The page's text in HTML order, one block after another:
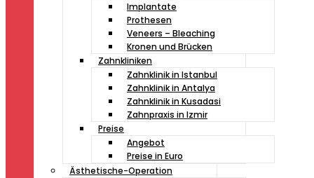
Implantate
Prothesen
Veneers – Bleaching
Kronen und Brücken
Zahnkliniken
Zahnklinik in Istanbul
Zahnklinik in Antalya
Zahnklinik in Kusadasi
Zahnpraxis in Izmir
Preise
Angebot
Preise in Euro
Ästhetische-Operation